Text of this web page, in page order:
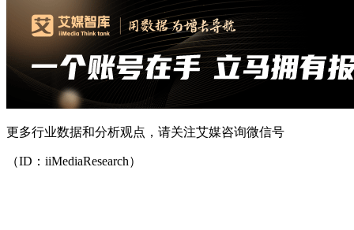
更多行业数据和分析观点，请关注艾媒咨询微信号
（ID：iiMediaResearch）